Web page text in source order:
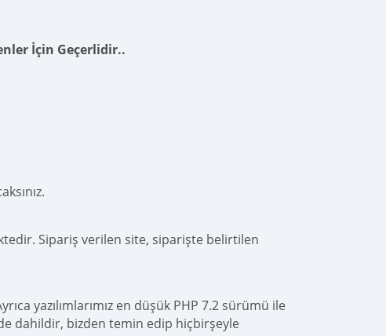
İçin Geçerlidir..
Sipariş verilen site, siparişte belirtilen
yazılımlarımız en düşük PHP 7.2 sürümü ile
dahildir, bizden temin edip hiçbirşeyle